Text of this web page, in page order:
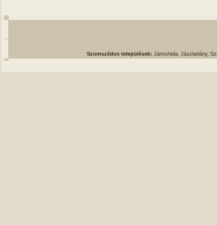
Szomszédos települések: Jánoshida, Jászladány,